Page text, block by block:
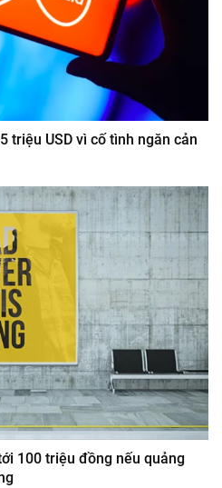
triệu USD vì cố tình ngăn cản
100 triệu đồng nếu quảng